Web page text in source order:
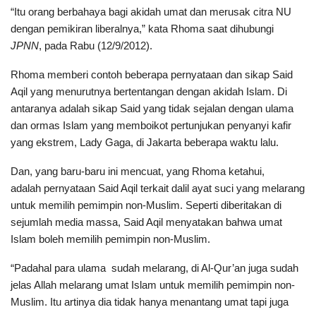
“Itu orang berbahaya bagi akidah umat dan merusak citra NU
dengan pemikiran liberalnya,” kata Rhoma saat dihubungi
JPNN, pada Rabu (12/9/2012).
Rhoma memberi contoh beberapa pernyataan dan sikap Said
Aqil yang menurutnya bertentangan dengan akidah Islam. Di
antaranya adalah sikap Said yang tidak sejalan dengan ulama
dan ormas Islam yang memboikot pertunjukan penyanyi kafir
yang ekstrem, Lady Gaga, di Jakarta beberapa waktu lalu.
Dan, yang baru-baru ini mencuat, yang Rhoma ketahui,
adalah pernyataan Said Aqil terkait dalil ayat suci yang melarang
untuk memilih pemimpin non-Muslim. Seperti diberitakan di
sejumlah media massa, Said Aqil menyatakan bahwa umat
Islam boleh memilih pemimpin non-Muslim.
“Padahal para ulama sudah melarang, di Al-Qur’an juga sudah
jelas Allah melarang umat Islam untuk memilih pemimpin non-
Muslim. Itu artinya dia tidak hanya menantang umat tapi juga